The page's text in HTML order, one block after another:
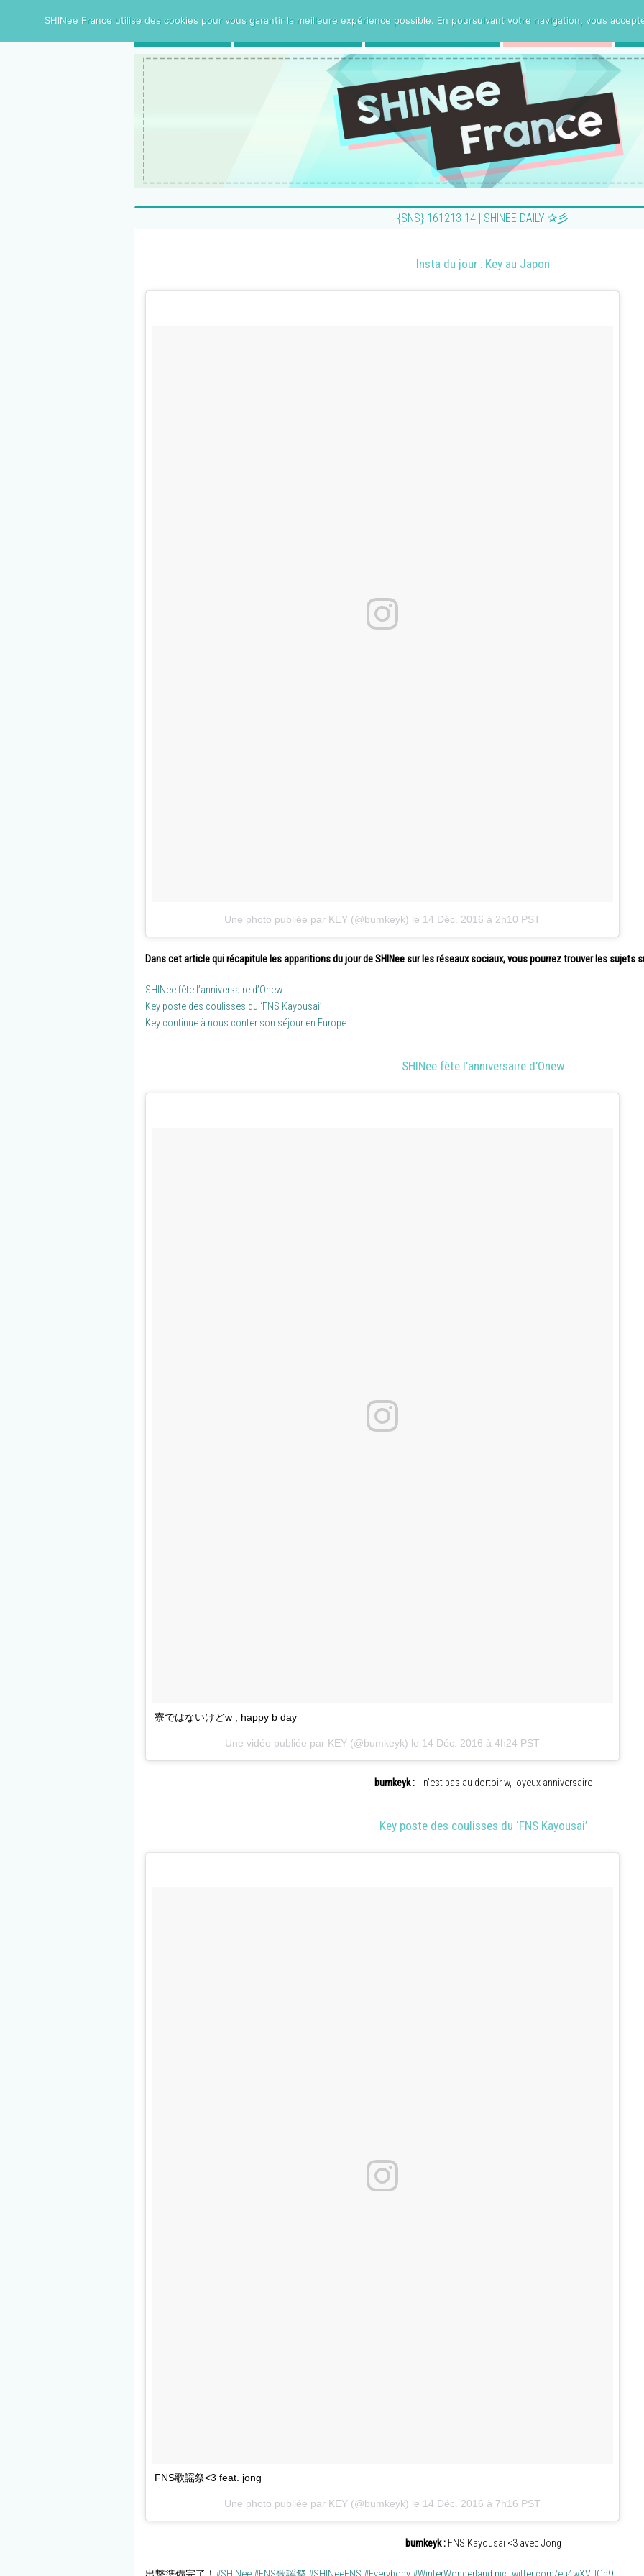
{SNS} 161213-14 | SHINEE DAILY ✰彡
Insta du jour : Key au Japon
Une photo publiée par KEY (@bumkeyk) le 14 Déc. 2016 à 2h10 PST
Dans cet article qui récapitule les apparitions du jour de SHINee sur les réseaux sociaux, vous pourrez trouver les sujets
SHINee fête l’anniversaire d’Onew
Key poste des coulisses du ‘FNS Kayousai’
Key continue à nous conter son séjour en Europe
SHINee fête l’anniversaire d’Onew
寮ではないけどw , happy b day
Une vidéo publiée par KEY (@bumkeyk) le 14 Déc. 2016 à 4h24 PST
bumkeyk : Il n’est pas au dortoir w, joyeux anniversaire
Key poste des coulisses du ‘FNS Kayousai’
FNS歌謡祭<3 feat. jong
Une photo publiée par KEY (@bumkeyk) le 14 Déc. 2016 à 7h16 PST
bumkeyk : FNS Kayousai <3 avec Jong
SHINee France utilise des cookies pour vous garantir la meilleure expérience possible. En poursuivant votre navigation, vous